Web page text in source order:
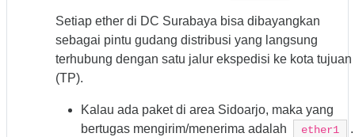
Setiap ether di DC Surabaya bisa dibayangkan
sebagai pintu gudang distribusi yang langsung
terhubung dengan satu jalur ekspedisi ke kota tujuan
(TP).
Kalau ada paket di area Sidoarjo, maka yang
bertugas mengirim/menerima adalah
ether1
.